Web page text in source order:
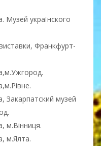
Музей українского
Франкфурт-
Закарпатский музей
м.Вінниця.
м.Ялта.